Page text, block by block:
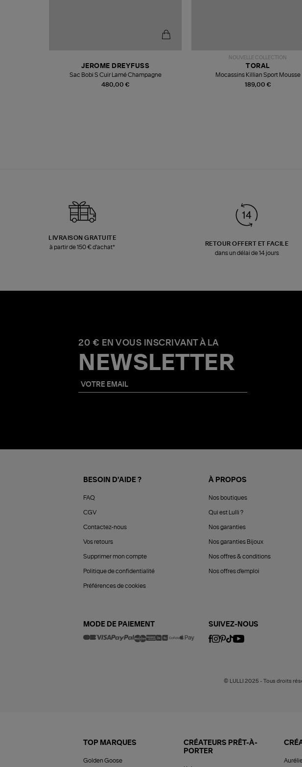
480,00 €
JEROME DREYFUSS
Sac Bobi S Cuir Lamé Champagne
NOUVELLE COLLECTION
189,00 €
TORAL
Mocassins Killian Sport Mousse
LIVRAISON GRATUITE
à partir de 150 € d'achat*
RETOUR OFFERT ET FACILE
dans un délai de 14 jours
20 € EN VOUS INSCRIVANT À LA
NEWSLETTER
BESOIN D'AIDE ?
FAQ
CGV
Contactez-nous
Vos retours
Supprimer mon compte
Politique de confidentialité
Préférences de cookies
À PROPOS
Nos boutiques
Qui est Lulli ?
Nos garanties
Nos garanties Bijoux
Nos offres & conditions
Nos offres d'emploi
MODE DE PAIEMENT SUIVEZ-NOUS
© LULLI 2025 - Tous droits
TOP MARQUES
Golden Goose
CRÉATEURS PRÊT-À-
PORTER